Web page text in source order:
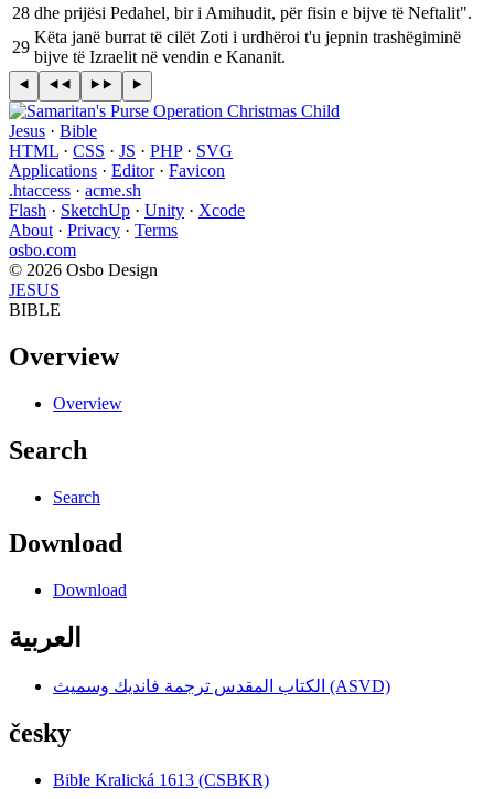
28 dhe prijësi Pedahel, bir i Amihudit, për fisin e bijve të Neftalit".
29
Këta janë burrat të cilët Zoti i urdhëroi t'u jepnin trashëgiminë
bijve të Izraelit në vendin e Kananit.
Jesus · Bible
HTML · CSS · JS · PHP· SVG
Applications · Editor· Favicon
.htaccess · acme.sh
Flash · SketchUp · Unity · Xcode
About · Privacy · Terms
osbo.com
© 2026 Osbo Design
JESUS
BIBLE
Overview
Overview
Search
Search
Download
Download
العربية
الكتاب المقدس ترجمة فانديك وسميث (ASVD)
česky
Bible Kralická 1613 (CSBKR)